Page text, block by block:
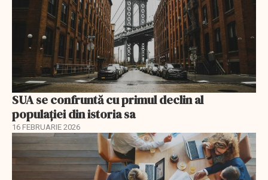
SUA se confruntă cu primul declin al
populației din istoria sa
16 FEBRUARIE 2026